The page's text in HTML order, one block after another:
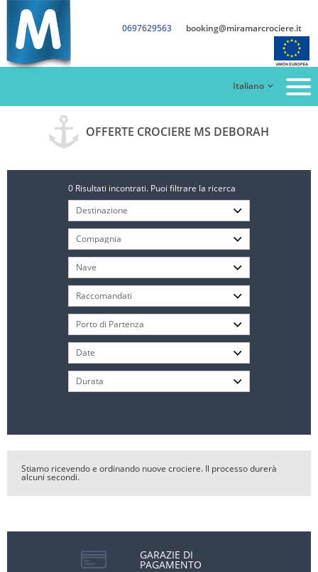
0697629563 booking@miramarcrociere.it
Italiano
OFFERTE CROCIERE MS DEBORAH
0 Risultati incontrati. Puoi filtrare la ricerca
Stiamo ricevendo e ordinando nuove crociere. Il processo durerà
alcuni secondi.
GARAZIE DI
PAGAMENTO